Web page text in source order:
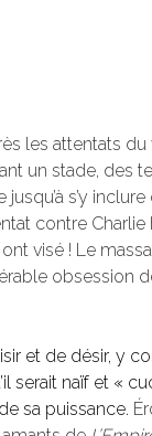
les attentats du
un stade, des
s’y
contre Charlie
visé ! Le
obsession
et de désir, y
serait naïf et «
sa puissance.